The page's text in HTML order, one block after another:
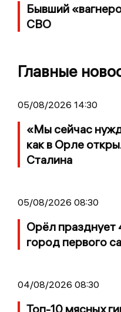
Бывший
СВО
Главные
05/08/2026 14:30
«Мы сейчас
как в Орле
Сталина
05/08/2026 08:30
Орёл празднует
город первого
04/08/2026 08:30
Топ-10 мясных